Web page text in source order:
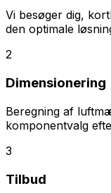
Vi besøger dig,
den optimale
2
Dimensionering
Beregning af
komponentvalg
3
Tilbud